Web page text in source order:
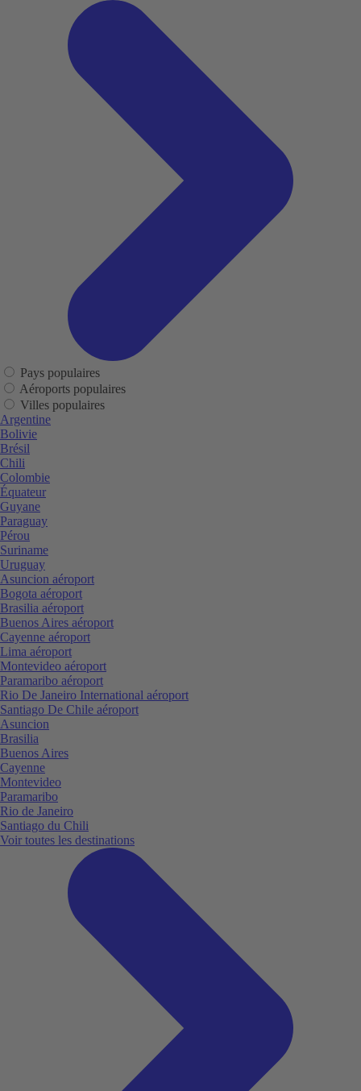
Pays populaires
Aéroports populaires
Villes populaires
Argentine
Bolivie
Brésil
Chili
Colombie
Équateur
Guyane
Paraguay
Pérou
Suriname
Uruguay
Asuncion aéroport
Bogota aéroport
Brasilia aéroport
Buenos Aires aéroport
Cayenne aéroport
Lima aéroport
Montevideo aéroport
Paramaribo aéroport
Rio De Janeiro International aéroport
Santiago De Chile aéroport
Asuncion
Brasilia
Buenos Aires
Cayenne
Montevideo
Paramaribo
Rio de Janeiro
Santiago du Chili
Voir toutes les destinations